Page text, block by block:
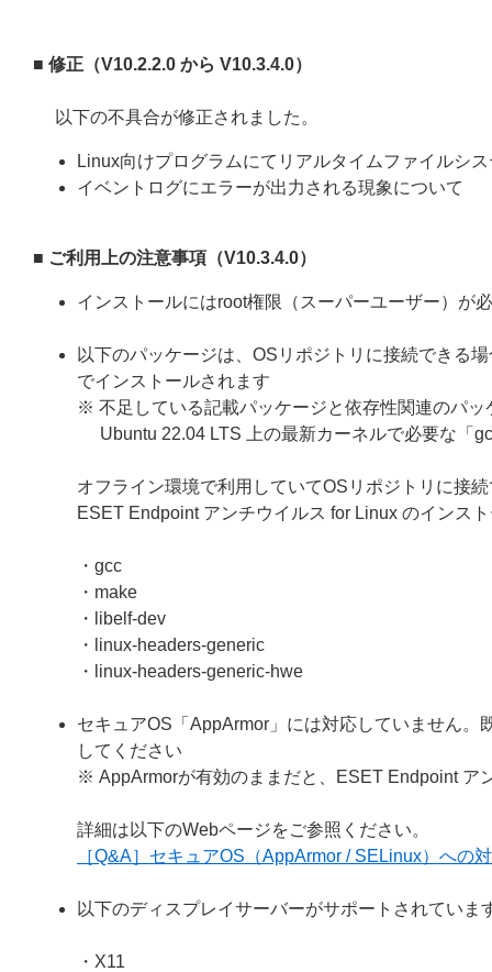
■ 修正（V10.2.2.0 から V10.3.4.0）
以下の不具合が修正されました。
Linux向けプログラムにてリアルタイムファイルシ
イベントログにエラーが出力される現象について
■ ご利用上の注意事項（V10.3.4.0）
インストールにはroot権限（スーパーユーザー）が
以下のパッケージは、OSリポジトリに接続できる
でインストールされます
※ 不足している記載パッケージと依存性関連のパ
Ubuntu 22.04 LTS 上の最新カーネルで必要な「
オフライン環境で利用していてOSリポジトリに接
ESET Endpoint アンチウイルス for Linux のインス
・gcc
・make
・libelf-dev
・linux-headers-generic
・linux-headers-generic-hwe
セキュアOS「AppArmor」には対応していません
してください
※ AppArmorが有効のままだと、ESET Endpoint ア
詳細は以下のWebページをご参照ください。
［Q&A］セキュアOS（AppArmor / SELinux）への
以下のディスプレイサーバーがサポートされていま
・X11